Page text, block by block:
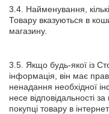
3.4. Найменування,
Товару вказуються в
магазину.
3.5. Якщо будь-якої із
інформація, він має
ненадання необхідної
несе відповідальності
покупці товару в